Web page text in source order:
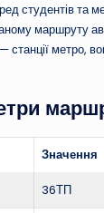
студентів та
маршруту
станції метро,
Значення
36ТП